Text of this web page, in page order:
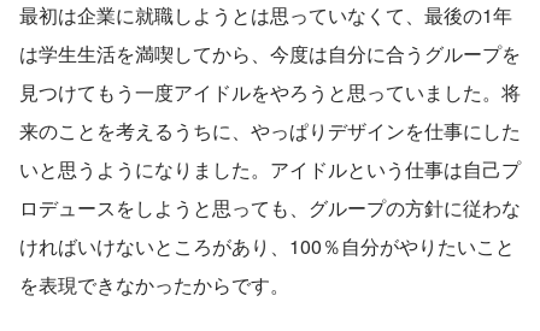
最初は企業に就職しようとは思っていなくて、最後の1年
は学生生活を満喫してから、今度は自分に合うグループを
見つけてもう一度アイドルをやろうと思っていました。将
来のことを考えるうちに、やっぱりデザインを仕事にした
いと思うようになりました。アイドルという仕事は自己プ
ロデュースをしようと思っても、グループの方針に従わな
ければいけないところがあり、100％自分がやりたいこと
を表現できなかったからです。